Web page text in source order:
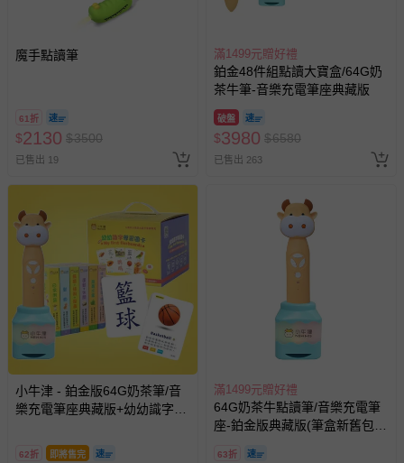
魔手點讀筆
61折
$2130 $3500
已售出 19
滿1499元贈好禮
鉑金48件組點讀大寶盒/64G奶
茶牛筆-音樂充電筆座典藏版
破盤
$3980 $6580
已售出 263
小牛津 - 鉑金版64G奶茶筆/音
樂充電筆座典藏版+幼幼識字學
62折 即將售完
滿1499元贈好禮
64G奶茶牛點讀筆/音樂充電筆
座-鉑金版典藏版(筆盒新舊包裝
63折